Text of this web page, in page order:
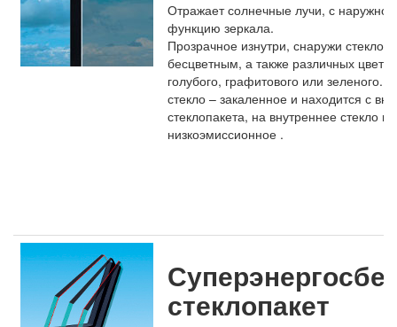
Отражает солнечные лучи, с
функцию зеркала.
Прозрачное изнутри, снаружи стекло
бесцветным, а также различных
голубого, графитового или зеленого.
стекло – закаленное и находится с
стеклопакета, на внутреннее стекло
низкоэмиссионное .
стеклопакет